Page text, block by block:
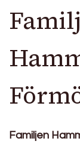
Familjen